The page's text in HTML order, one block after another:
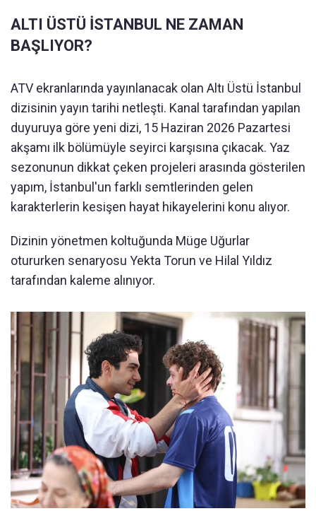
ALTI ÜSTÜ İSTANBUL NE ZAMAN
BAŞLIYOR?
ATV ekranlarında yayınlanacak olan Altı Üstü İstanbul
dizisinin yayın tarihi netleşti. Kanal tarafından yapılan
duyuruya göre yeni dizi, 15 Haziran 2026 Pazartesi
akşamı ilk bölümüyle seyirci karşısına çıkacak. Yaz
sezonunun dikkat çeken projeleri arasında gösterilen
yapım, İstanbul'un farklı semtlerinden gelen
karakterlerin kesişen hayat hikayelerini konu alıyor.
Dizinin yönetmen koltuğunda Müge Uğurlar
otururken senaryosu Yekta Torun ve Hilal Yıldız
tarafından kaleme alınıyor.